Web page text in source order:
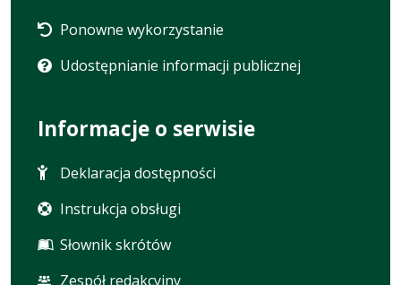
Ponowne wykorzystanie
Udostępnianie informacji publicznej
Informacje o serwisie
Deklaracja dostępności
Instrukcja obsługi
Słownik skrótów
Zespół redakcyjny